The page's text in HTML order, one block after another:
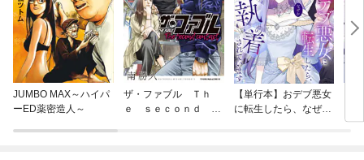
JUMBO MAX～ハイパ
ーED薬密造人～
ザ・ファブル Ｔｈ
ｅ ｓｅｃｏｎｄ ｃ
【単行本】おデブ悪女
に転生したら、なぜか